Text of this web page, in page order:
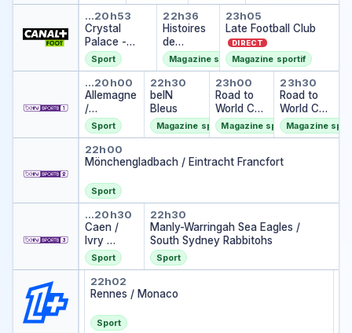
F
F
6
0
Crystal Palace - Rayo
…20h53
Crystal
Palace -
Rayo
Vallecano
Sport
Histoires de Premier
22h36
Histoires
de
Premier
League
Magazine sportif
Late Football
23h05
Late Football Club
DIRECT
Magazine sportif
Allemagne / Argentine
…20h00
Allemagne
/
Argentine
Sport
beIN Bleus
22h30
beIN
Bleus
Magazine sportif
Road to World
23h00
Road to
World Cup
2026
Magazine sportif
Road
23h30
Road to
World Cup
2026
Magazine
Mönchengladbach / Eintracht
22h00
Mönchengladbach / Eintracht Francfort
Sport
Caen / Ivry
…20h30
Caen /
Ivry
DIRECT
Sport
Manly-Warringah Sea
22h30
Manly-Warringah Sea Eagles /
South Sydney Rabbitohs
Sport
Nice / Marseille
…20h00
Nice / Marseille
…
Rennes / Monaco
22h02
Rennes / Monaco
Sport